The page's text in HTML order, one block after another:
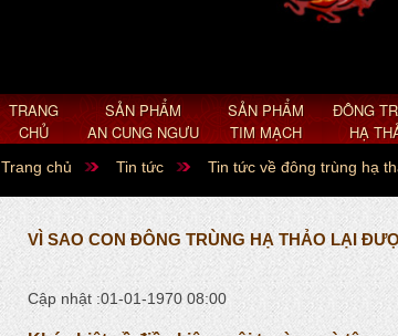
TRANG
CHỦ
SẢN PHẨM
AN CUNG NGƯU
SẢN PHẨM
TIM MẠCH
ĐÔNG
HẠ
Trang chủ Tin tức Tin tức về đông trùng hạ
VÌ SAO CON ĐÔNG TRÙNG HẠ THẢO LẠI
Cập nhật :01-01-1970 08:00